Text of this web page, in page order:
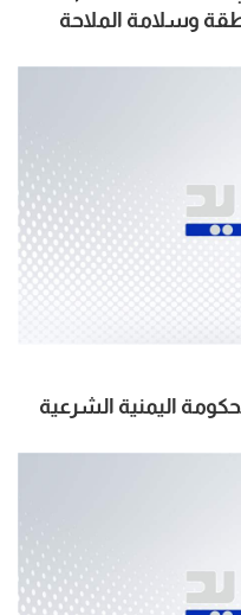
وسلامة الملاحة
اليمنية الشرعية